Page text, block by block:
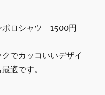
ポロシャツ 1500円
でカッコいいデザイ
適です。